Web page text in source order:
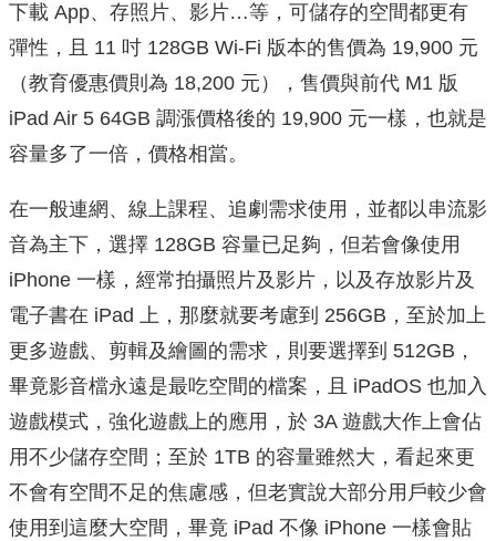
下載 App、存照片、影片…等，可儲存的空間都更有
彈性，且 11 吋 128GB Wi-Fi 版本的售價為 19,900 元
（教育優惠價則為 18,200 元），售價與前代 M1 版
iPad Air 5 64GB 調漲價格後的 19,900 元一樣，也就是
容量多了一倍，價格相當。
在一般連網、線上課程、追劇需求使用，並都以串流影
音為主下，選擇 128GB 容量已足夠，但若會像使用
iPhone 一樣，經常拍攝照片及影片，以及存放影片及
電子書在 iPad 上，那麼就要考慮到 256GB，至於加上
更多遊戲、剪輯及繪圖的需求，則要選擇到 512GB，
畢竟影音檔永遠是最吃空間的檔案，且 iPadOS 也加入
遊戲模式，強化遊戲上的應用，於 3A 遊戲大作上會佔
用不少儲存空間；至於 1TB 的容量雖然大，看起來更
不會有空間不足的焦慮感，但老實說大部分用戶較少會
使用到這麼大空間，畢竟 iPad 不像 iPhone 一樣會貼